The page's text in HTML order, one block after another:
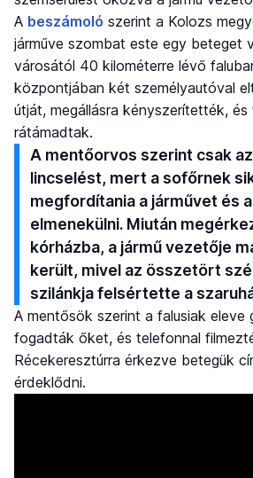
A beszámoló szerint a Kolozs
járműve szombat este egy beteget
városától 40 kilométerre lévő
központjában két személyautóval
útját, megállásra kényszerítették,
rátámadtak.
A mentőorvos szerint csak
lincselést, mert a sofőrnek
megfordítania a járművet és
elmenekülni. Miután
kórházba, a jármű vezetője
került, mivel az összetört
szilánkja felsértette a
A mentősök szerint a falusiak eleve
fogadták őket, és telefonnal
Récekeresztúrra érkezve betegük
érdeklődni.